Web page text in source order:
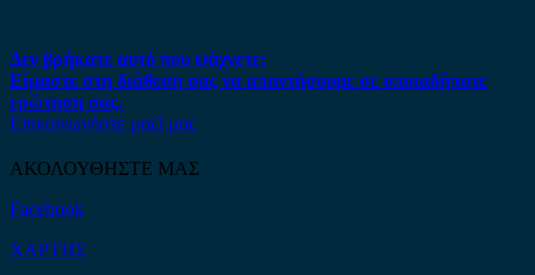
Δεν βρήκατε αυτό που ψάχνετε;
Είμαστε στη διάθεση σας να απαντήσουμε σε οποιαδήποτε
ερώτηση σας.
Επικοινωνήστε μαζί μας
ΑΚΟΛΟΥΘΗΣΤΕ ΜΑΣ
Facebook
ΧΑΡΤΗΣ